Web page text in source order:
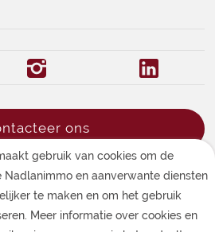
ons
·
gebruik van cookies om de
Nadlanimmo en aanverwante diensten
te maken en om het gebruik
Meer informatie over cookies en